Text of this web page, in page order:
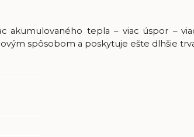
akumulovaného tepla – viac úspor –
spôsobom a poskytuje ešte dlhšie